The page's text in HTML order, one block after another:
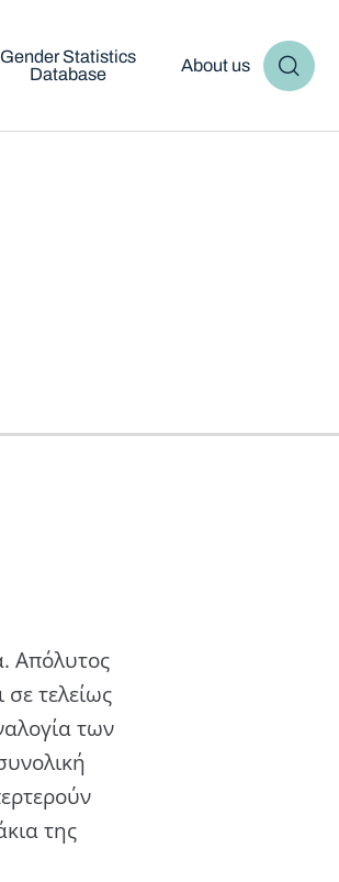
Gender Statistics
Database
About us
Απόλυτος
σε τελείως
των
της